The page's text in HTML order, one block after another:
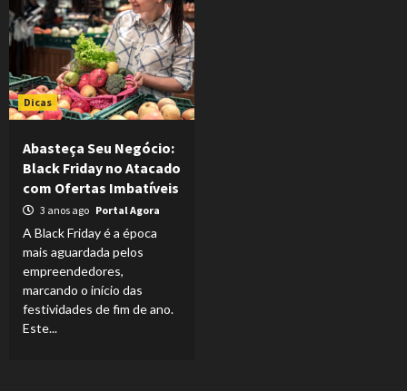
Dicas
Abasteça Seu Negócio:
Black Friday no Atacado
com Ofertas Imbatíveis
3 anos ago Portal Agora
A Black Friday é a época
mais aguardada pelos
empreendedores,
marcando o início das
festividades de fim de ano.
Este...